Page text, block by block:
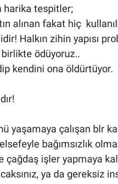
harika tespitler;
alınan fakat hiç
Halkın zihin yapısı
ödüyoruz..
kendini ona öldürtüyor.
yaşamaya çalışan blr
bağımsızlık
çağdaş işler yapmaya
ya da gereksiz